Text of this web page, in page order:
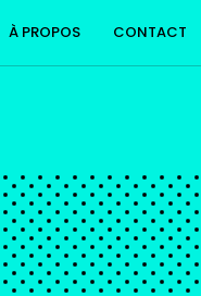
À PROPOS CONTACT